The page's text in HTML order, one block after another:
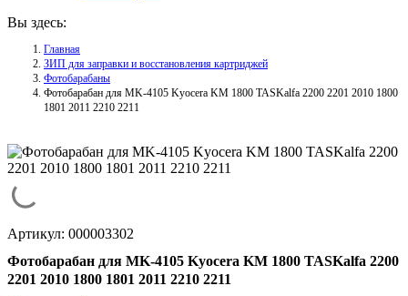
Вы здесь:
Главная
ЗИП для заправки и восстановления картриджей
Фотобарабаны
Фотобарабан для MK-4105 Kyocera KM 1800 TASKalfa 2200 2201 2010 1800
1801 2011 2210 2211
Артикул: 000003302
Фотобарабан для MK-4105 Kyocera KM 1800 TASKalfa 2200
2201 2010 1800 1801 2011 2210 2211